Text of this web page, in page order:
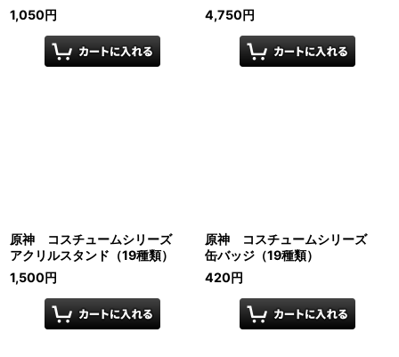
1,050円
4,750円
原神 コスチュームシリーズ
アクリルスタンド（19種類）
1,500円
原神 コスチュームシリーズ
缶バッジ（19種類）
420円